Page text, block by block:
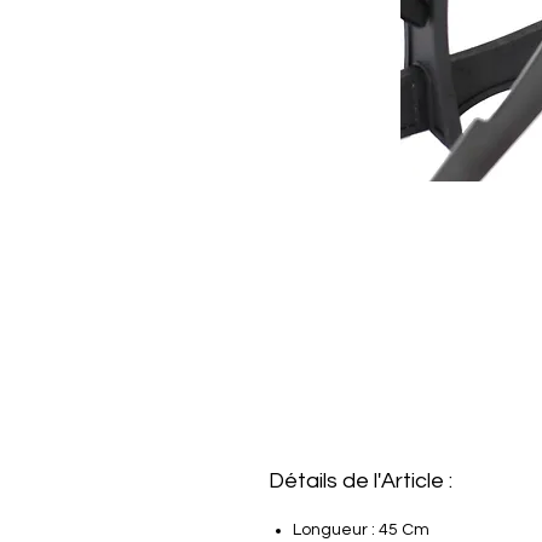
Détails de l'Article :
Longueur : 45 Cm